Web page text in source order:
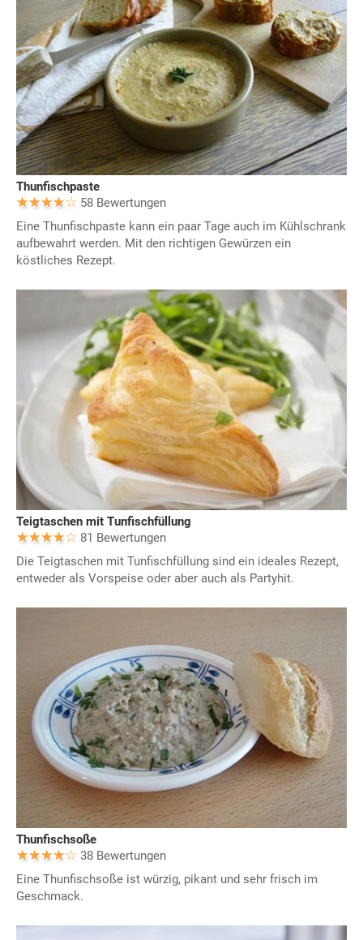
Thunfischpaste
58 Bewertungen
Eine Thunfischpaste kann ein paar Tage auch im Kühlschrank
aufbewahrt werden. Mit den richtigen Gewürzen ein
köstliches Rezept.
Teigtaschen mit Tunfischfüllung
81 Bewertungen
Die Teigtaschen mit Tunfischfüllung sind ein ideales Rezept,
entweder als Vorspeise oder aber auch als Partyhit.
Thunfischsoße
38 Bewertungen
Eine Thunfischsoße ist würzig, pikant und sehr frisch im
Geschmack.